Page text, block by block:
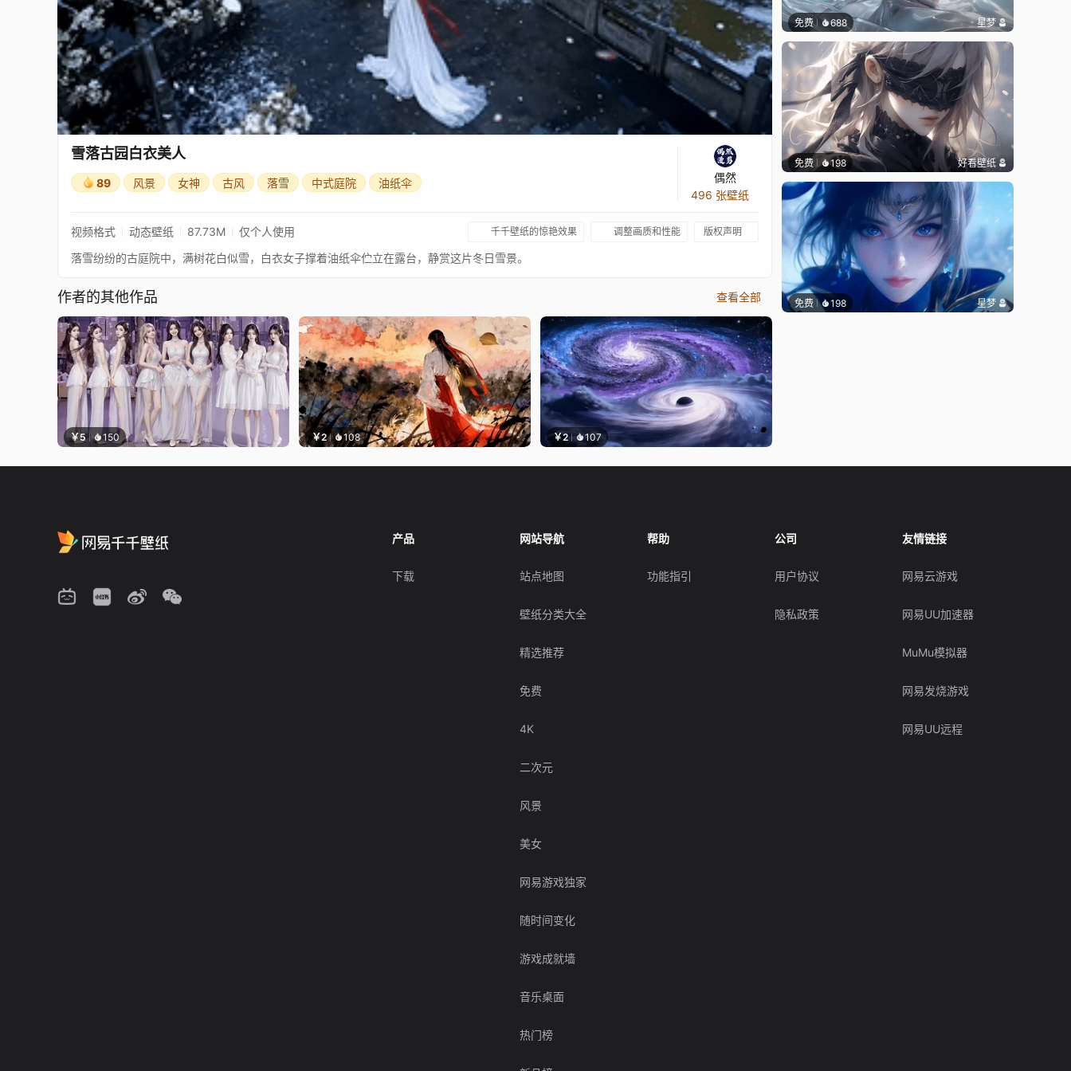
雪落古园白衣美人
89 风景 女神 古风 落雪 中式庭院 油纸伞
偶然
496 张壁纸
视频格式 动态壁纸 87.73M 仅个人使用 千千壁纸的惊艳效果 调整画质和性能 版权声明
落雪纷纷的古庭院中，满树花白似雪，白衣女子撑着油纸伞伫立在露台，静赏这片冬日雪景。
作者的其他作品 查看全部
￥5 150 ￥2 108 ￥2 107
免费 688 星梦
免费 198 好看壁纸
免费 198 星梦
产品
下载
网站导航
站点地图
壁纸分类大全
精选推荐
免费
4K
二次元
风景
美女
网易游戏独家
随时间变化
游戏成就墙
音乐桌面
热门榜
帮助
功能指引
公司
用户协议
隐私政策
友情链接
网易云游戏
网易UU加速器
MuMu模拟器
网易发烧游戏
网易UU远程